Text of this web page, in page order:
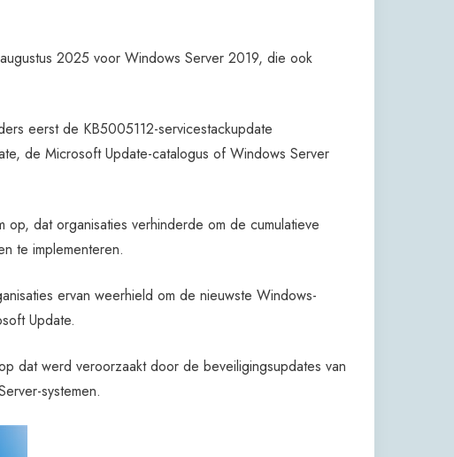
2025 voor Windows Server 2019, die ook
eerst de KB5005112-servicestackupdate
de Microsoft Update-catalogus of Windows Server
dat organisaties verhinderde om de cumulatieve
te implementeren.
ervan weerhield om de nieuwste Windows-
Update.
dat werd veroorzaakt door de beveiligingsupdates van
systemen.